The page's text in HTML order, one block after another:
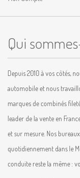
Qui
Depuis 2010 à vos côtés,
automobile et nous
marques de combinés
leader de la vente en
et sur mesure. Nos
quotidiennement dans le
conduite reste la même :